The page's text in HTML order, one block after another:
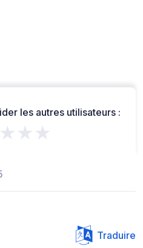
les autres utilisateurs :
Traduire